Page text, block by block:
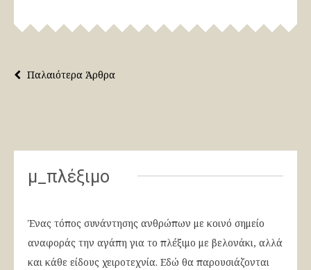
Παλαιότερα Άρθρα
μ_πλέξιμο
Ένας τόπος συνάντησης ανθρώπων με κοινό σημείο
αναφοράς την αγάπη για το πλέξιμο με βελονάκι, αλλά
και κάθε είδους χειροτεχνία. Εδώ θα παρουσιάζονται